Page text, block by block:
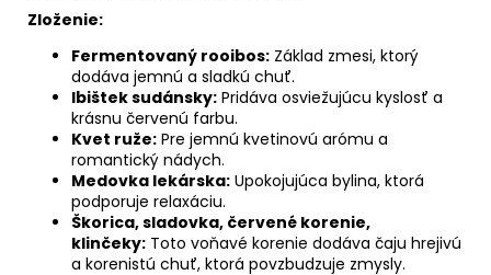
Zloženie:
Fermentovaný rooibos: Základ zmesi, ktorý
dodáva jemnú a sladkú chuť.
Ibištek sudánsky: Pridáva osviežujúcu kyslosť a
krásnu červenú farbu.
Kvet ruže: Pre jemnú kvetinovú arómu a
romantický nádych.
Medovka lekárska: Upokojujúca bylina, ktorá
podporuje relaxáciu.
Škorica, sladovka, červené korenie,
klinčeky: Toto voňavé korenie dodáva čaju hrejivú
a korenistú chuť, ktorá povzbudzuje zmysly.